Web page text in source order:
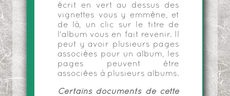
écrit en vert au dessus des
vignettes vous y emmène, et
de là, un clic sur le titre de
l'album vous en fait revenir. Il
peut y avoir plusieurs pages
associées pour un album, les
pages peuvent être
associées à plusieurs albums.
Certains documents de cette